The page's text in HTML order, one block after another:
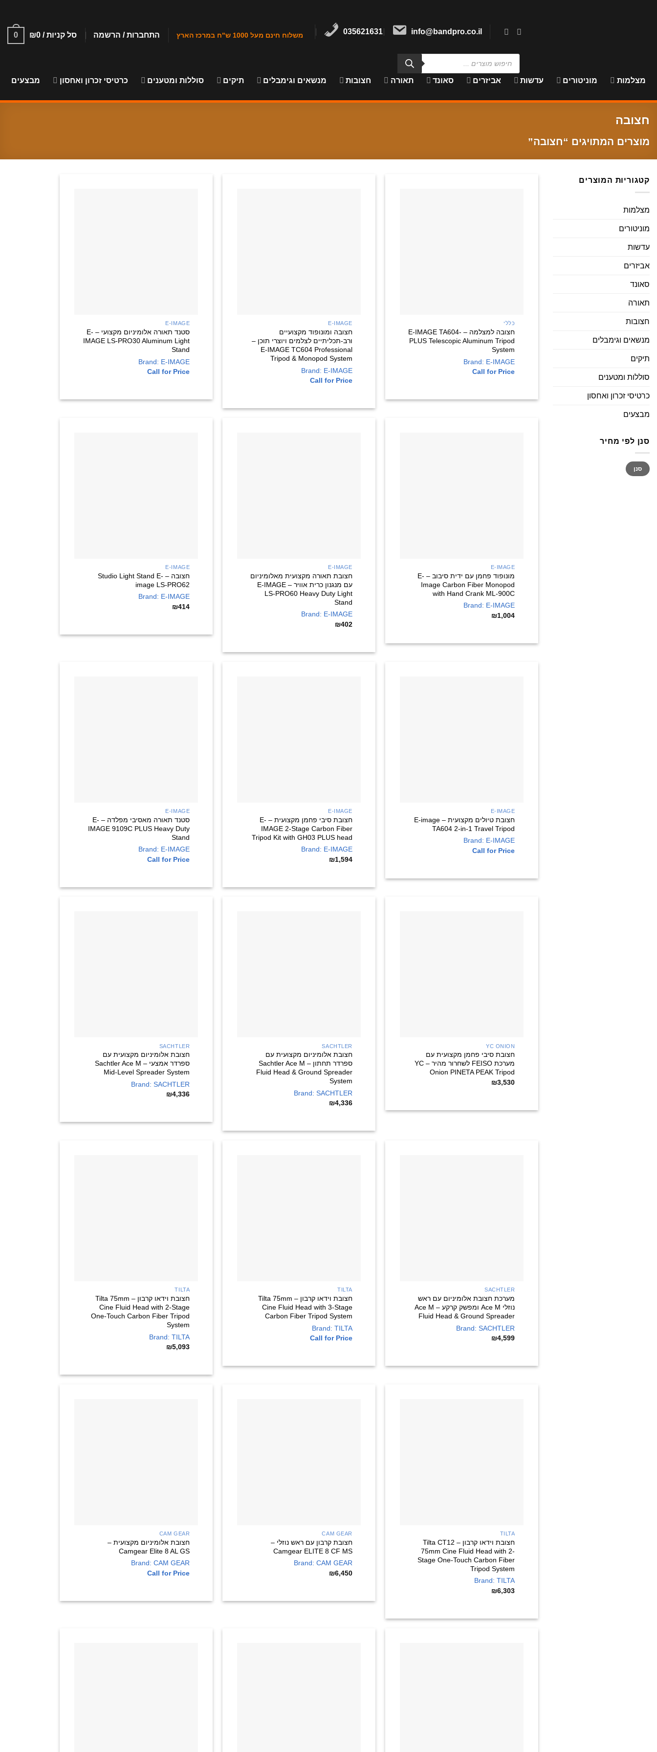
info@bandpro.co.il
035621631
Products
search
משלוח חינם מעל 1000 ש"ח במרכז הארץ התחברות / הרשמה סל קניות / ₪0
0
מצלמות מוניטורים עדשות אביזרים סאונד תאורה חצובות מנשאים וגימבלים תיקים סוללות ומטענים כרטיסי זכרון ואחסון מבצעים
חצובה
מוצרים המתויגים “חצובה”
קטגוריות המוצרים
מצלמות
מוניטורים
עדשות
אביזרים
סאונד
תאורה
חצובות
מנשאים וגימבלים
תיקים
סוללות ומטענים
כרטיסי זכרון ואחסון
מבצעים
סנן לפי מחיר
מחיר
מינימלי
מחיר
מקסימלי
סנן
כללי
חצובה למצלמה – E-IMAGE TA604-
PLUS Telescopic Aluminum Tripod
System
Brand: E-IMAGE
Call for Price
E-IMAGE
חצובה ומונופוד מקצועיים
ורב-תכליתיים לצלמים ויוצרי תוכן –
E-IMAGE TC604 Professional
Tripod & Monopod System
Brand: E-IMAGE
Call for Price
E-IMAGE
סטנד תאורה אלומיניום מקצועי – E-
IMAGE LS-PRO30 Aluminum Light
Stand
Brand: E-IMAGE
Call for Price
E-IMAGE
מונופוד פחמן עם ידית סיבוב – E-
Image Carbon Fiber Monopod
with Hand Crank ML-900C
Brand: E-IMAGE
₪1,004
E-IMAGE
חצובת תאורה מקצועית מאלומיניום
עם מנגנון כרית אוויר – E-IMAGE
LS-PRO60 Heavy Duty Light
Stand
Brand: E-IMAGE
₪402
E-IMAGE
חצובה – Studio Light Stand E-
image LS-PRO62
Brand: E-IMAGE
₪414
E-IMAGE
חצובת טיולים מקצועית – E-image
TA604 2-in-1 Travel Tripod
Brand: E-IMAGE
Call for Price
E-IMAGE
חצובת סיבי פחמן מקצועית – E-
IMAGE 2-Stage Carbon Fiber
Tripod Kit with GH03 PLUS head
Brand: E-IMAGE
₪1,594
E-IMAGE
סטנד תאורה מאסיבי מפלדה – E-
IMAGE 9109C PLUS Heavy Duty
Stand
Brand: E-IMAGE
Call for Price
YC ONION
חצובת סיבי פחמן מקצועית עם
מערכת FEISO לשחרור מהיר – YC
Onion PINETA PEAK Tripod
₪3,530
SACHTLER
חצובת אלומיניום מקצועית עם
ספרדר תחתון – Sachtler Ace M
Fluid Head & Ground Spreader
System
Brand: SACHTLER
₪4,336
SACHTLER
חצובת אלומיניום מקצועית עם
ספרדר אמצעי – Sachtler Ace M
Mid-Level Spreader System
Brand: SACHTLER
₪4,336
SACHTLER
מערכת חצובת אלומיניום עם ראש
נוזלי Ace M ומפשק קרקע – Ace M
Fluid Head & Ground Spreader
Brand: SACHTLER
₪4,599
TILTA
חצובת וידאו קרבון – Tilta 75mm
Cine Fluid Head with 3-Stage
Carbon Fiber Tripod System
Brand: TILTA
Call for Price
TILTA
חצובת וידאו קרבון – Tilta 75mm
Cine Fluid Head with 2-Stage
One-Touch Carbon Fiber Tripod
System
Brand: TILTA
₪5,093
TILTA
חצובת וידאו קרבון – Tilta CT12
75mm Cine Fluid Head with 2-
Stage One-Touch Carbon Fiber
Tripod System
Brand: TILTA
₪6,303
CAM GEAR
חצובת קרבון עם ראש נוזלי –
Camgear ELITE 8 CF MS
Brand: CAM GEAR
₪6,450
CAM GEAR
חצובת אלומיניום מקצועית –
Camgear Elite 8 AL GS
Brand: CAM GEAR
Call for Price